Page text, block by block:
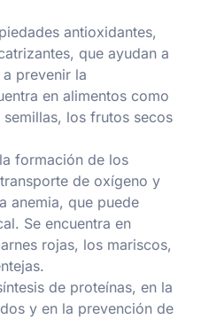
antioxidantes,
que ayudan a
prevenir la
en alimentos como
los frutos secos
formación de los
de oxígeno y
anemia, que puede
Se encuentra en
rojas, los mariscos,
de proteínas, en la
y en la prevención de